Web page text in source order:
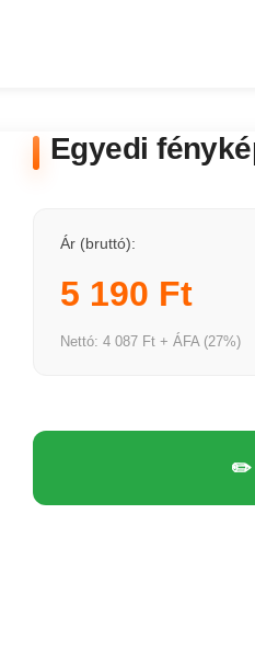
Egyedi
Ár (bruttó):
5 190 Ft
Nettó: 4 087 Ft + ÁFA (27%)
✏️